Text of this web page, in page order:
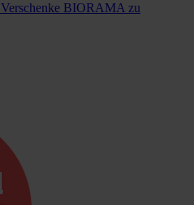
Verschenke BIORAMA zu